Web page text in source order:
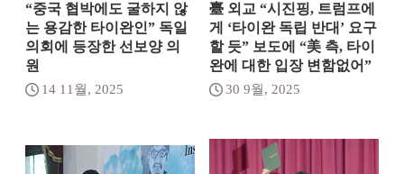
“중국 협박에도 굴하지 않
는 용감한 타이완인” 독일
의회에 등장한 선보양 의
원
14 11월, 2025
臺 외교 “시진핑, 트럼프에
게 ‘타이완 독립 반대’ 요구
할 듯” 보도에 “美 측, 타이
완에 대한 입장 변함없어”
30 9월, 2025